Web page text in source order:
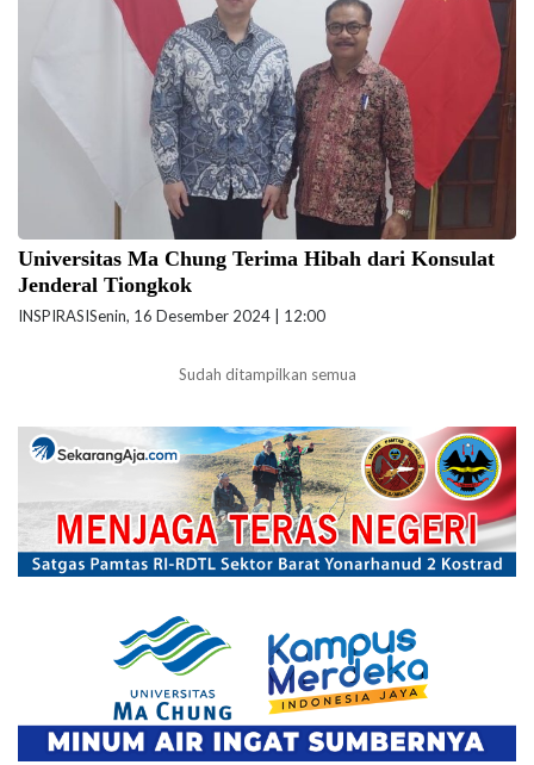
Dr Ir Stefanus Yufra M. Taneo MS, M.Sc,
Universitas Ma Chung Terima Hibah dari Konsulat
Jenderal Tiongkok
INSPIRASISenin, 16 Desember 2024 | 12:00
Sudah ditampilkan semua